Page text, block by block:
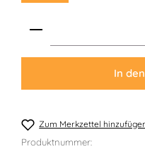
Produkt Anzahl:
In
Zum Merkzettel
Produktnummer: